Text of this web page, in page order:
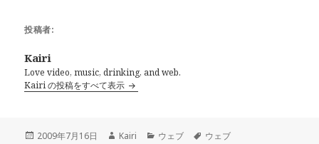
投稿者:
Kairi
Love video, music, drinking, and web.
Kairi の投稿をすべて表示
投
2009年7月16日
作
Kairi
カ
ウェブ
タ
ウェブ